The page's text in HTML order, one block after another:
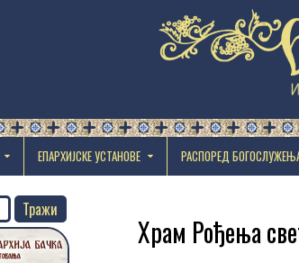
EПАРХИЈСКЕ УСТАНОВЕ РАСПОРЕД
Храм Рођења